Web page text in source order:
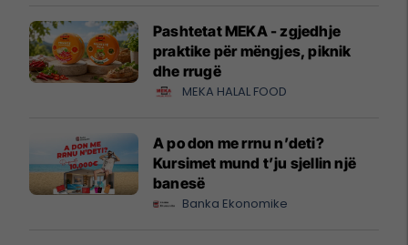
Pashtetat MEKA - zgjedhje
praktike për mëngjes, piknik
dhe rrugë
MEKA HALAL FOOD
A po don me rrnu n’deti?
Kursimet mund t’ju sjellin një
banesë
Banka Ekonomike